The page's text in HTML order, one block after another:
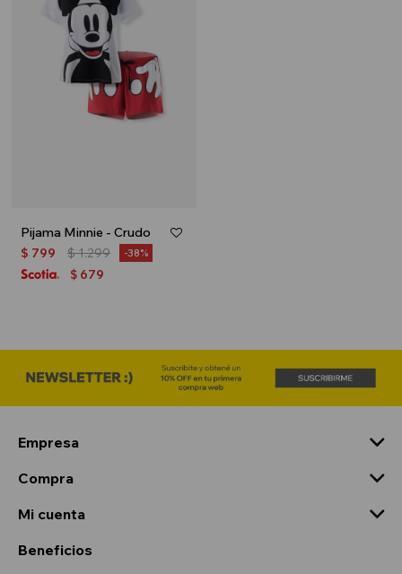
Pijama Minnie - Crudo
$ 799 $1.299 38
$ 679
Empresa
Compra
Mi cuenta
Beneficios